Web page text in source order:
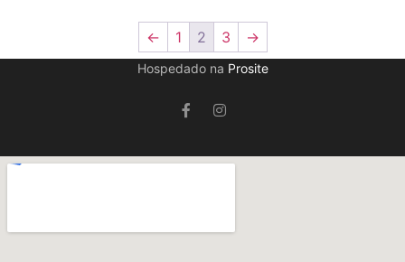
← 1 2 3 →
Hospedado na Prosite